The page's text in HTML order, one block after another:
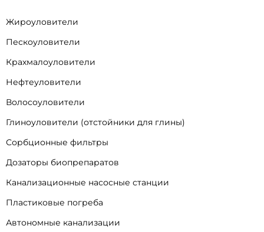
Жироуловители
Пескоуловители
Крахмалоуловители
Нефтеуловители
Волосоуловители
Глиноуловители (отстойники для глины)
Сорбционные фильтры
Дозаторы биопрепаратов
Канализационные насосные станции
Пластиковые погреба
Автономные канализации